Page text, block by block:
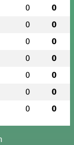
0 0
0 0
0 0
0 0
0 0
0 0
0 0